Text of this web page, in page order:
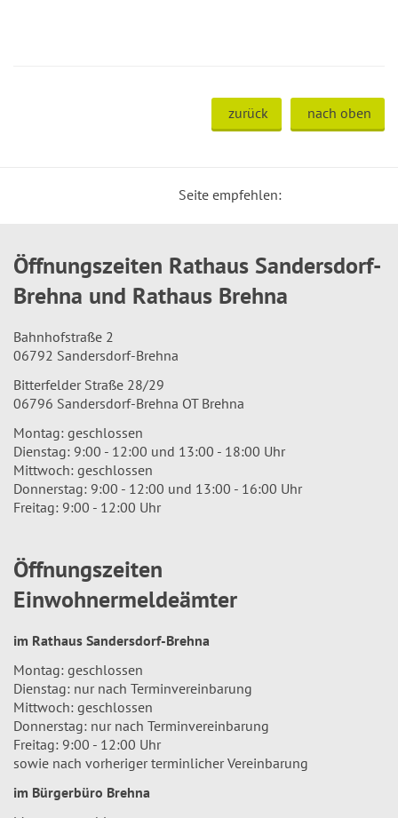
zurück nach oben
Seite empfehlen:
Öffnungszeiten Rathaus Sandersdorf-
Brehna und Rathaus Brehna
Bahnhofstraße 2
06792 Sandersdorf-Brehna
Bitterfelder Straße 28/29
06796 Sandersdorf-Brehna OT Brehna
Montag: geschlossen
Dienstag: 9:00 - 12:00 und 13:00 - 18:00 Uhr
Mittwoch: geschlossen
Donnerstag: 9:00 - 12:00 und 13:00 - 16:00 Uhr
Freitag: 9:00 - 12:00 Uhr
Öffnungszeiten
Einwohnermeldeämter
im Rathaus Sandersdorf-Brehna
Montag: geschlossen
Dienstag: nur nach Terminvereinbarung
Mittwoch: geschlossen
Donnerstag: nur nach Terminvereinbarung
Freitag: 9:00 - 12:00 Uhr
sowie nach vorheriger terminlicher Vereinbarung
im Bürgerbüro Brehna